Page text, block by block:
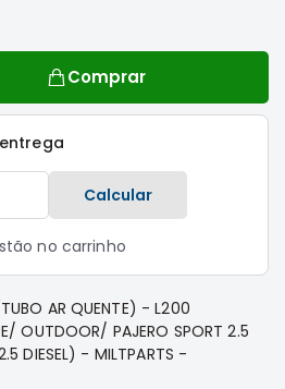
Comprar
Calcular
no carrinho
AR QUENTE) - L200
OUTDOOR/ PAJERO SPORT 2.5
DIESEL) - MILTPARTS -